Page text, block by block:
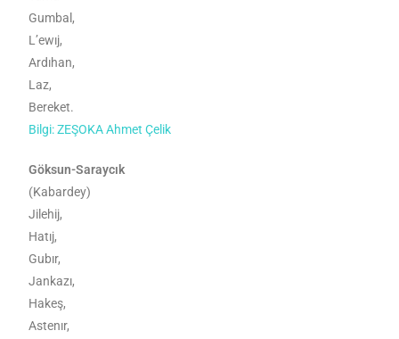
Gumbal,
L’ewıj,
Ardıhan,
Laz,
Bereket.
Bilgi: ZEŞOKA Ahmet Çelik
Göksun-Saraycık
(Kabardey)
Jilehij,
Hatıj,
Gubır,
Jankazı,
Hakeş,
Astenır,